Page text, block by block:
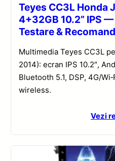
Teyes CC3L Honda
4+32GB 10.2” IPS
Testare &
Multimedia Teyes CC3L
2014): ecran IPS 10.2″,
Bluetooth 5.1, DSP, 4G/
wireless.
Vezi